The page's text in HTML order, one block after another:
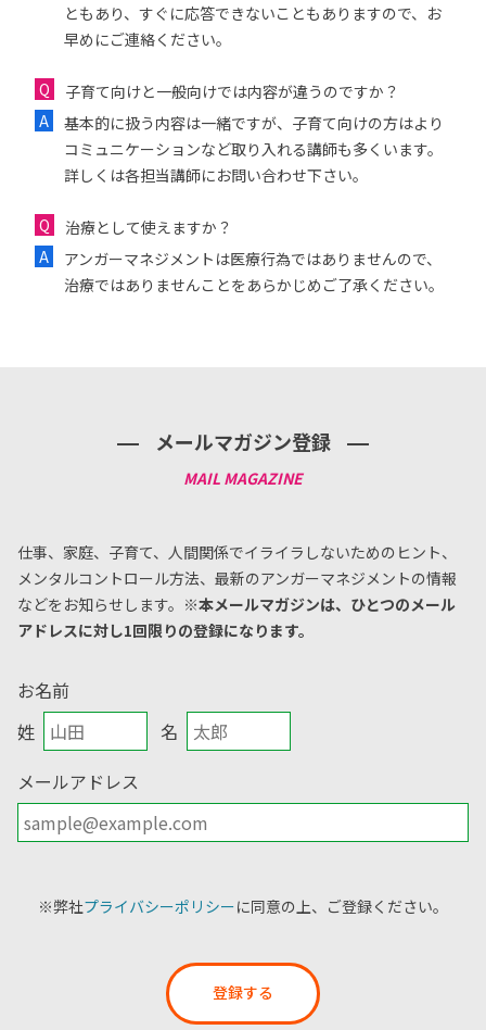
ともあり、すぐに応答できないこともありますので、お
早めにご連絡ください。
子育て向けと一般向けでは内容が違うのですか？
基本的に扱う内容は一緒ですが、子育て向けの方はより
コミュニケーションなど取り入れる講師も多くいます。
詳しくは各担当講師にお問い合わせ下さい。
治療として使えますか？
アンガーマネジメントは医療行為ではありませんので、
治療ではありませんことをあらかじめご了承ください。
メールマガジン登録
仕事、家庭、子育て、人間関係でイライラしないためのヒント、
メンタルコントロール方法、 最新のアンガーマネジメントの情報
などをお知らせします。 ※本メールマガジンは、ひとつのメール
アドレスに対し1回限りの登録になります。
お名前
姓
名
メールアドレス
※弊社プライバシーポリシーに同意の上、ご登録ください。
登録する